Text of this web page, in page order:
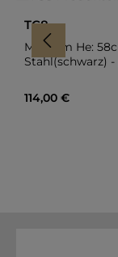
TG8
Ma: 0cm He: 58cm Gewicht: 12,3kg Material:
Stahl(schwarz)
Regulärer Preis:
114,00 €